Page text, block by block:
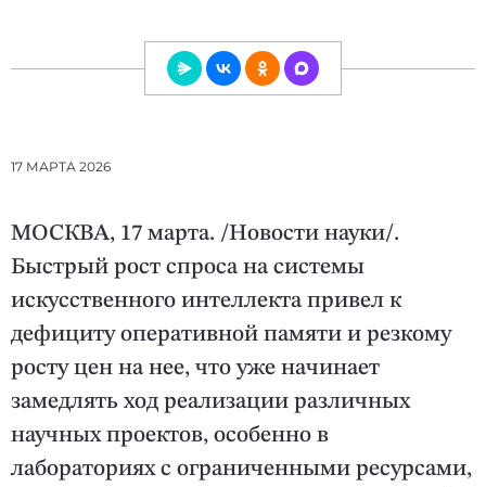
17 МАРТА 2026
МОСКВА, 17 марта. /Новости науки/.
Быстрый рост спроса на системы
искусственного интеллекта привел к
дефициту оперативной памяти и резкому
росту цен на нее, что уже начинает
замедлять ход реализации различных
научных проектов, особенно в
лабораториях с ограниченными ресурсами,